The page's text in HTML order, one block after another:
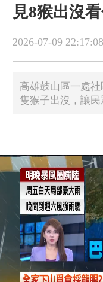
見8猴出沒
2026-07-09 22:17:08
高雄鼓山區一處
隻猴子出沒，讓民